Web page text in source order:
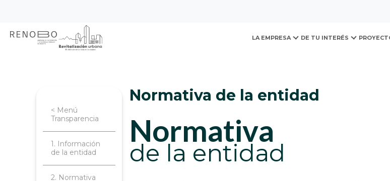
contenido
Sitio Web Empresa de Renovación y
LA EMPRESA DE TU INTERÉS
< Menú
Transparencia
1. Información
de la entidad
2. Normativa
Normativa de la entidad
normativa
de la entidad